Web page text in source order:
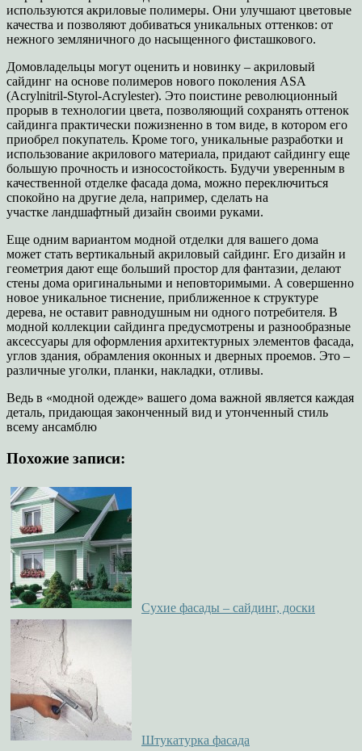
используются акриловые полимеры. Они улучшают цветовые
качества и позволяют добиваться уникальных оттенков: от
нежного земляничного до насыщенного фисташкового.
Домовладельцы могут оценить и новинку – акриловый
сайдинг на основе полимеров нового поколения ASA
(Acrylnitril-Styrol-Acrylester). Это поистине революционный
прорыв в технологии цвета, позволяющий сохранять оттенок
сайдинга практически пожизненно в том виде, в котором его
приобрел покупатель. Кроме того, уникальные разработки и
использование акрилового материала, придают сайдингу еще
большую прочность и износостойкость. Будучи уверенным в
качественной отделке фасада дома, можно переключиться
спокойно на другие дела, например, сделать на
участке ландшафтный дизайн своими руками.
Еще одним вариантом модной отделки для вашего дома
может стать вертикальный акриловый сайдинг. Его дизайн и
геометрия дают еще больший простор для фантазии, делают
стены дома оригинальными и неповторимыми. А совершенно
новое уникальное тиснение, приближенное к структуре
дерева, не оставит равнодушным ни одного потребителя. В
модной коллекции сайдинга предусмотрены и разнообразные
аксессуары для оформления архитектурных элементов фасада,
углов здания, обрамления оконных и дверных проемов. Это –
различные уголки, планки, накладки, отливы.
Ведь в «модной одежде» вашего дома важной является каждая
деталь, придающая законченный вид и утонченный стиль
всему ансамблю
Похожие записи:
Сухие фасады – сайдинг, доски
Штукатурка фасада